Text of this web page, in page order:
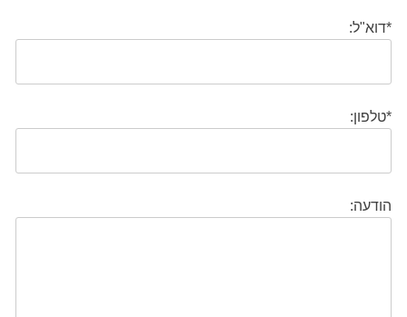
*דוא"ל:
*טלפון:
הודעה: